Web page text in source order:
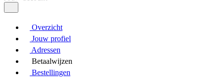
Overzicht
Jouw profiel
Adressen
Betaalwijzen
Bestellingen